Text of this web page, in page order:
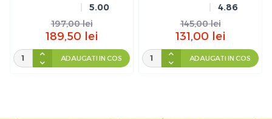
5.00
197,00 lei
189,50 lei
ADAUGATI IN COS
4.86
145,00 lei
131,00 lei
ADAUGATI IN COS